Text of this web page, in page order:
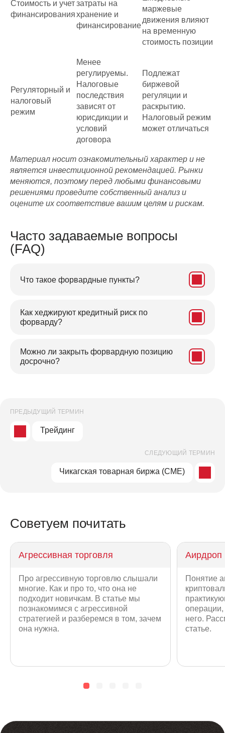
Стоимость и учет
финансирования
затраты на
хранение и
финансирование
маржевые
движения влияют
на временную
стоимость позиции
Регуляторный и
налоговый
режим
Менее
регулируемы.
Налоговые
последствия
зависят от
юрисдикции и
условий
договора
Подлежат
биржевой
регуляции и
раскрытию.
Налоговый режим
может отличаться
Материал носит ознакомительный характер и не
является инвестиционной рекомендацией. Рынки
меняются, поэтому перед любыми финансовыми
решениями проведите собственный анализ и
оцените их соответствие вашим целям и рискам.
Часто задаваемые вопросы
(FAQ)
Что такое форвардные пункты?
Как хеджируют кредитный риск по
форварду?
Можно ли закрыть форвардную позицию
досрочно?
ПРЕДЫДУЩИЙ ТЕРМИН
Трейдинг
СЛЕДУЮЩИЙ ТЕРМИН
Чикагская товарная биржа (CME)
Советуем почитать
Агрессивная торговля
Про агрессивную торговлю слышали
многие. Как и про то, что она не
подходит новичкам. В статье мы
познакомимся с агрессивной
стратегией и разберемся в том, зачем
она нужна.
Аирдроп
Понятие
операции,
него.
статье.